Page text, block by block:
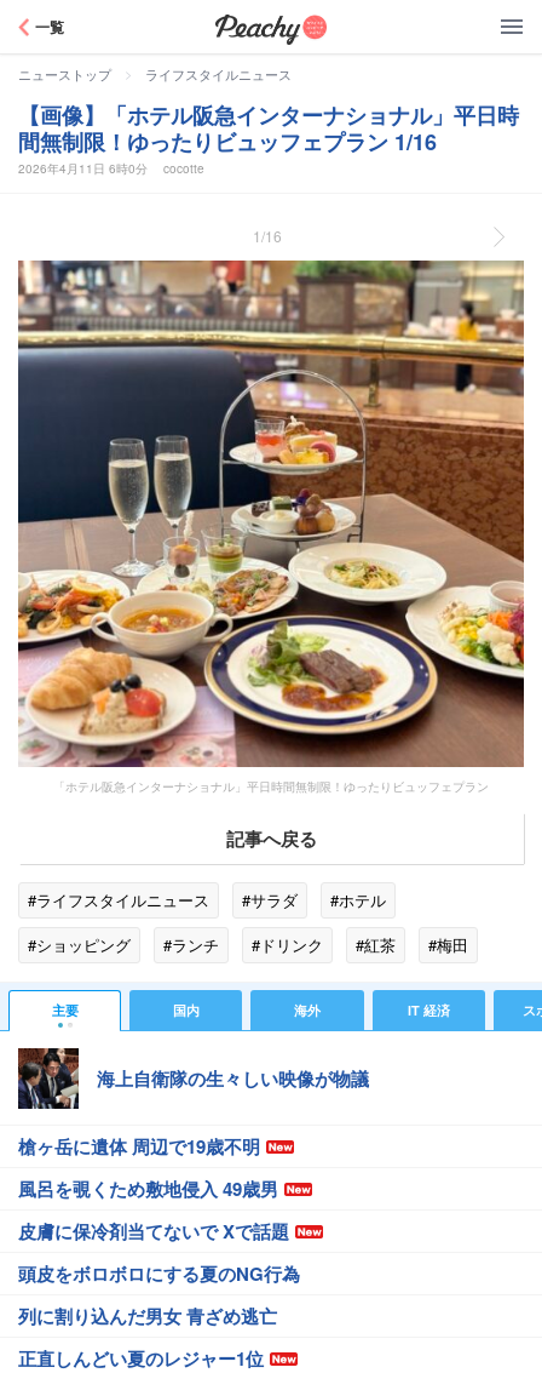
一覧
ニューストップ > ライフスタイルニュース
【画像】「ホテル阪急インターナショナル」平日時
間無制限！ゆったりビュッフェプラン 1/16
2026年4月11日 6時0分 cocotte
1/16
「ホテル阪急インターナショナル」平日時間無制限！ゆったりビュッフェプラン
記事へ戻る
#ライフスタイルニュース #サラダ
#ホテル
#ショッピング
#ランチ #ドリンク #紅茶
#梅田
#家族
#おひとりさま #女子会 #パン
#チキン
#ナイト＆デイ
#大阪市 #チリ
主要 国内 海外 IT 経済 ス
海上自衛隊の生々しい映像が物議
槍ヶ岳に遺体 周辺で19歳不明
風呂を覗くため敷地侵入 49歳男
皮膚に保冷剤当てないで Xで話題
頭皮をボロボロにする夏のNG行為
列に割り込んだ男女 青ざめ逃亡
正直しんどい夏のレジャー1位